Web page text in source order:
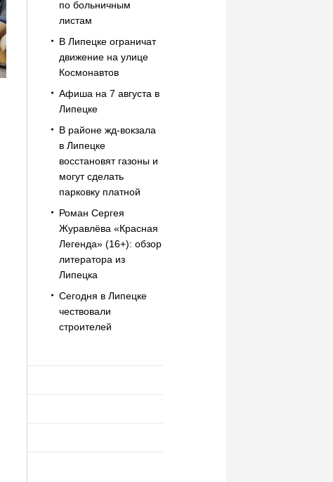
по больничным
листам
В Липецке ограничат
движение на улице
Космонавтов
Афиша на 7 августа в
Липецке
В районе жд-вокзала
в Липецке
восстановят газоны и
могут сделать
парковку платной
Роман Сергея
Журавлёва «Красная
Легенда» (16+): обзор
литератора из
Липецка
Сегодня в Липецке
чествовали
строителей